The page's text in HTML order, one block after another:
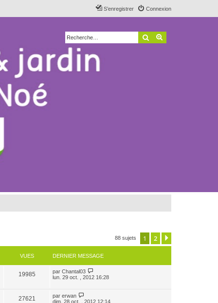
Connexion
S’enregistrer
Rechercher
88 sujets 1 2
VUES DERNIER MESSAGE
19985 par Chantal03
lun. 29 oct. , 2012 16:28
27621 par erwan
dim. 28 oct. , 2012 12:14